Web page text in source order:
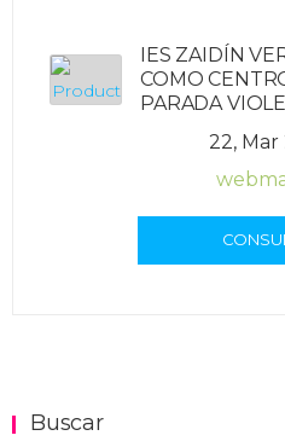
IES ZAIDÍN
COMO
PARADA
22, Mar
Buscar